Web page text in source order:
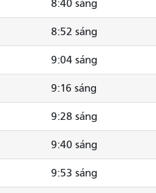
8:40 sáng
8:52 sáng
9:04 sáng
9:16 sáng
9:28 sáng
9:40 sáng
9:53 sáng